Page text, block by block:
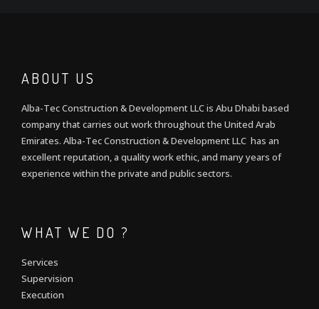
ABOUT US
Alba-Tec Construction & Development LLC is Abu Dhabi based
company that carries out work throughout the United Arab
Emirates. Alba-Tec Construction & Development LLC has an
excellent reputation, a quality work ethic, and many years of
experience within the private and public sectors.
WHAT WE DO ?
Services
Supervision
Execution